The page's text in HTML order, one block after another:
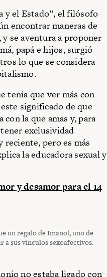
y el Estado”, el filósofo
encontrar maneras de
se aventura a proponer
papá e hijos, surgió
lo que se considera
tenía que ver más con
significado de que
la que amas y, para
exclusividad
pero es más
la educadora sexual y
y desamor para el 14
un regalo de Imanol, uno de
a sus vínculos sexoafectivos.
no estaba ligado con